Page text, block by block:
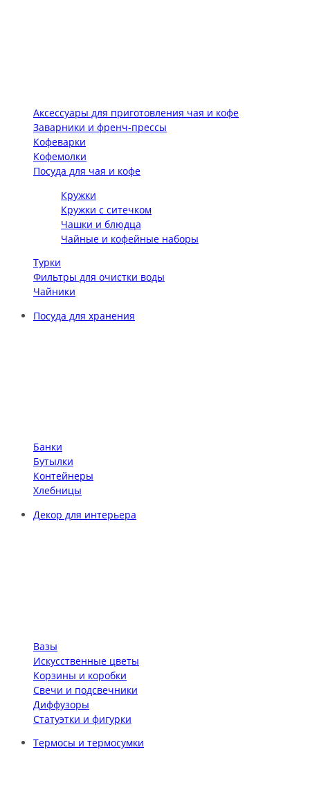
Аксессуары для приготовления чая и кофе
Заварники и френч-прессы
Кофеварки
Кофемолки
Посуда для чая и кофе
Кружки
Кружки с ситечком
Чашки и блюдца
Чайные и кофейные наборы
Турки
Фильтры для очистки воды
Чайники
Посуда для хранения
Банки
Бутылки
Контейнеры
Хлебницы
Декор для интерьера
Вазы
Искусственные цветы
Корзины и коробки
Свечи и подсвечники
Диффузоры
Статуэтки и фигурки
Термосы и термосумки